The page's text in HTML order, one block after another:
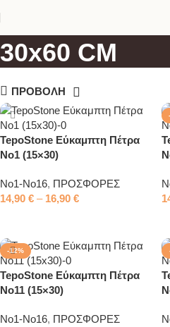
30x60 CM
ΠΡΟΒΟΛΗ
TepoStone Εύκαμπτη Πέτρα
No1 (15×30)
No1-No16, ΠΡΟΣΦΟΡΕΣ
14,90 € – 16,90 €
-12%
TepoStone Εύκαμπτη Πέτρα
No11 (15×30)
No1-No16, ΠΡΟΣΦΟΡΕΣ